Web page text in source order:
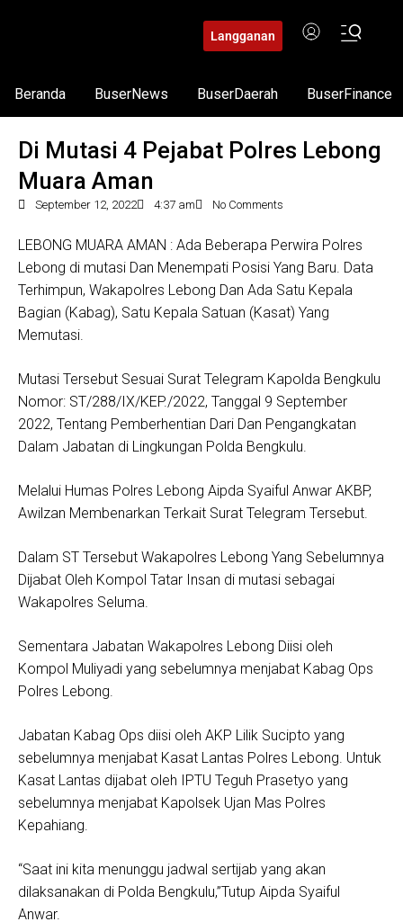
Langganan
Beranda BuserNews BuserDaerah BuserFinance
Di Mutasi 4 Pejabat Polres Lebong
Muara Aman
September 12, 2022 4:37 am No Comments
LEBONG MUARA AMAN : Ada Beberapa Perwira Polres
Lebong di mutasi Dan Menempati Posisi Yang Baru. Data
Terhimpun, Wakapolres Lebong Dan Ada Satu Kepala
Bagian (Kabag), Satu Kepala Satuan (Kasat) Yang
Memutasi.
Mutasi Tersebut Sesuai Surat Telegram Kapolda Bengkulu
Nomor: ST/288/IX/KEP./2022, Tanggal 9 September
2022, Tentang Pemberhentian Dari Dan Pengangkatan
Dalam Jabatan di Lingkungan Polda Bengkulu.
Melalui Humas Polres Lebong Aipda Syaiful Anwar AKBP,
Awilzan Membenarkan Terkait Surat Telegram Tersebut.
Dalam ST Tersebut Wakapolres Lebong Yang Sebelumnya
Dijabat Oleh Kompol Tatar Insan di mutasi sebagai
Wakapolres Seluma.
Sementara Jabatan Wakapolres Lebong Diisi oleh
Kompol Muliyadi yang sebelumnya menjabat Kabag Ops
Polres Lebong.
Jabatan Kabag Ops diisi oleh AKP Lilik Sucipto yang
sebelumnya menjabat Kasat Lantas Polres Lebong. Untuk
Kasat Lantas dijabat oleh IPTU Teguh Prasetyo yang
sebelumnya menjabat Kapolsek Ujan Mas Polres
Kepahiang.
“Saat ini kita menunggu jadwal sertijab yang akan
dilaksanakan di Polda Bengkulu,”Tutup Aipda Syaiful
Anwar.